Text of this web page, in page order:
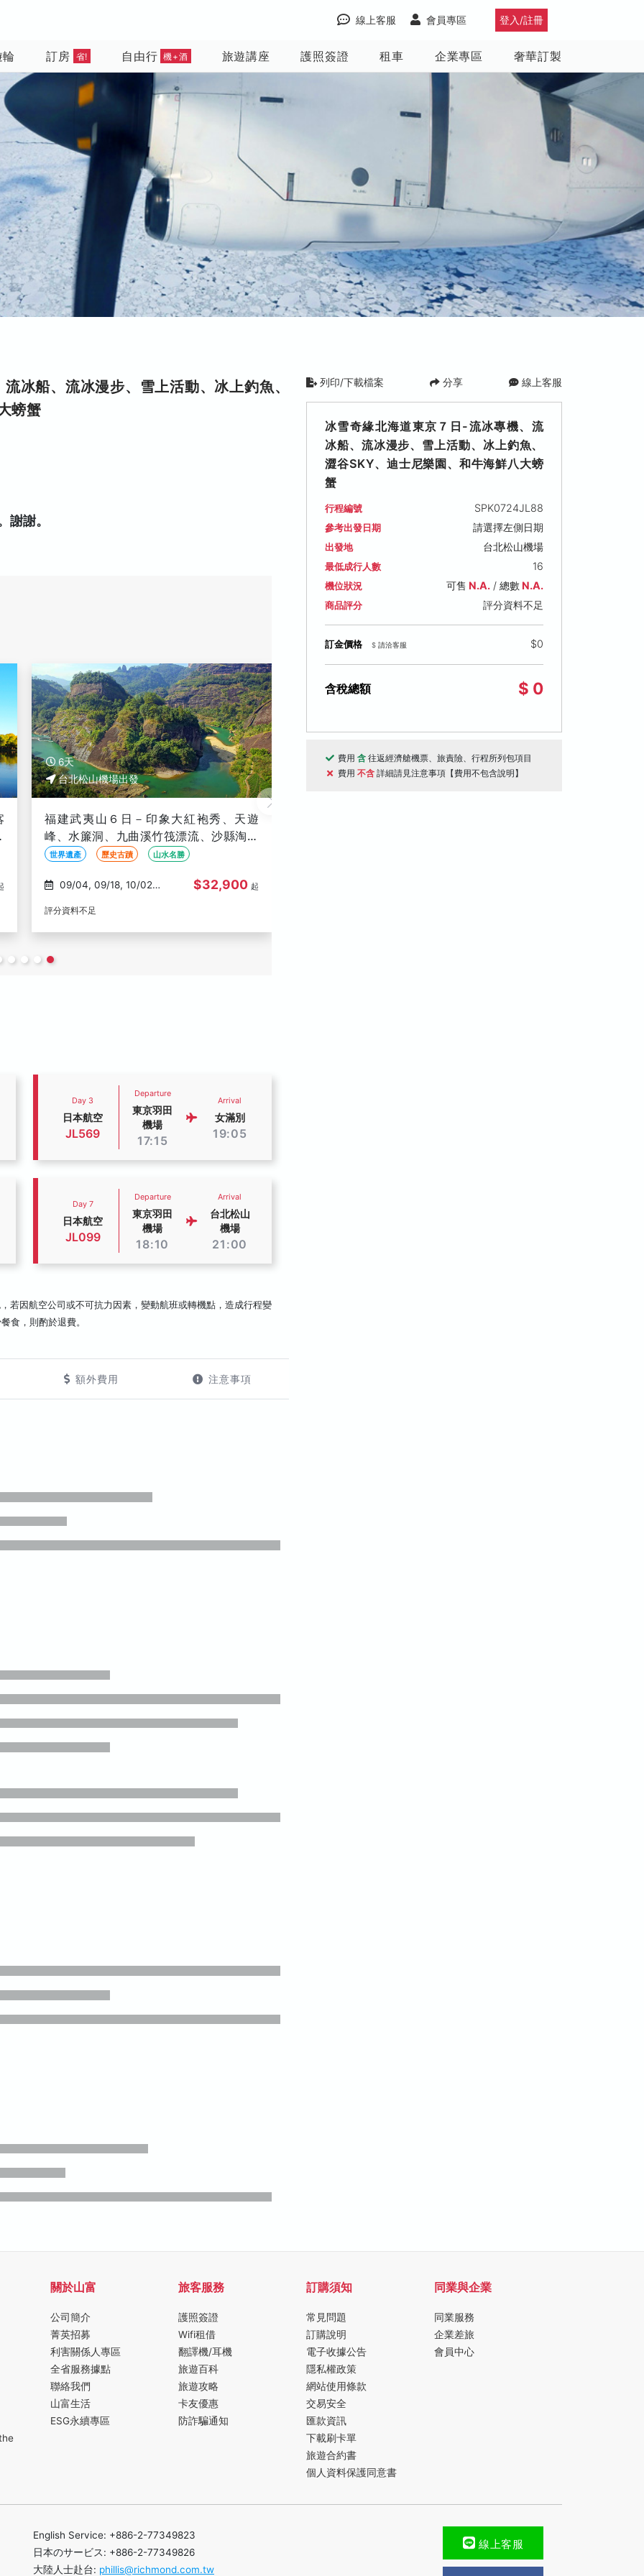
登入/註冊
會員專區
線上客服
訂房 省! 自由行 機+酒 旅遊講座 護照簽證 租車 企業專區 奢華訂製
冰船、流冰漫步、雪上活動、冰上釣魚、
螃蟹
謝謝。
8天
台北松山機場出發
福建江西精彩８日－奇景廬山、仙峰三清
山、聖境龍虎山、靈山滕王閣、篁嶺梯田
美景(文化參訪)
世界遺產 歷史古蹟 山水名勝
$41,900 起
評分資料不足
8天
台北松山機場出發
Day 3
日本航空
JL569
Departure
東京羽田
機場
17:15
Arrival
女滿別
19:05
Day 7
日本航空
JL099
Departure
東京羽田
機場
18:10
Arrival
台北松山
機場
21:00
若因航空公司或不可抗力因素，變動航班或轉機點，造成行程變
食，則酌於退費。
額外費用 注意事項
列印/下載檔案 分享 線上客服
冰雪奇緣北海道東京７日-流冰專機、流
冰船、流冰漫步、雪上活動、冰上釣魚、
澀谷SKY、迪士尼樂園、和牛海鮮八大螃
蟹
行程編號 SPK0724JL88
參考出發日期 請選擇左側日期
出發地 台北松山機場
最低成行人數 16
機位狀況 可售 N.A./ 總數N.A.
商品評分 評分資料不足
訂金價格 $ 請洽客服 $0
含稅總額 $ 0
費用 含 往返經濟艙機票、旅責險、行程所列包項目
費用 不含 詳細請見注意事項【費用不包含說明】
關於山富
公司簡介
菁英招募
利害關係人專區
全省服務據點
聯絡我們
山富生活
ESG永續專區
旅客服務
護照簽證
Wifi租借
翻譯機/耳機
旅遊百科
旅遊攻略
卡友優惠
防詐騙通知
訂購須知
常見問題
訂購說明
電子收據公告
隱私權政策
網站使用條款
交易安全
匯款資訊
下載刷卡單
旅遊合約書
個人資料保護同意書
同業與企業
同業服務
企業差旅
會員中心
English Service: +886-2-77349823
日本のサービス: +886-2-77349826
大陸人士赴台: phillis@richmond.com.tw
線上客服